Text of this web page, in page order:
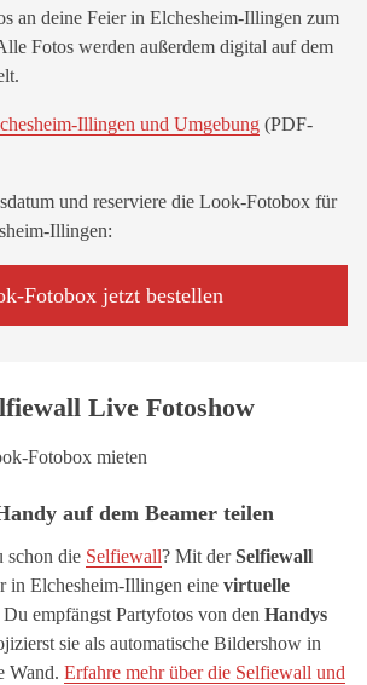
an deine Feier in Elchesheim-Illingen zum
Fotos werden außerdem digital auf dem
Illingen und Umgebung (PDF-
und reserviere die Look-Fotobox für
Illingen:
Fotobox jetzt bestellen
Live Fotoshow
auf dem Beamer teilen
schon die Selfiewall? Mit derSelfiewall
in Elchesheim-Illingen eine virtuelle
empfängst Partyfotos von den Handys
sie als automatische Bildershow in
Wand. Erfahre mehr über die Selfiewall und